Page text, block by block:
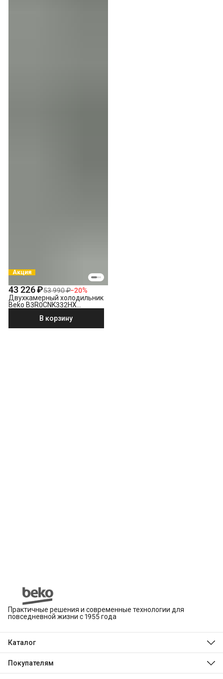
Акция
43 226 ₽53 990 ₽−20%
Двухкамерный холодильник
Beko B3R0CNK332HX
В корзину
Практичные решения и современные технологии для
повседневной жизни с 1955 года
Каталог
Hotpoint
Покупателям